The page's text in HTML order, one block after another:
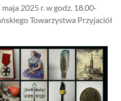
2025 r. w godz. 18.00-
Towarzystwa Przyjaciół